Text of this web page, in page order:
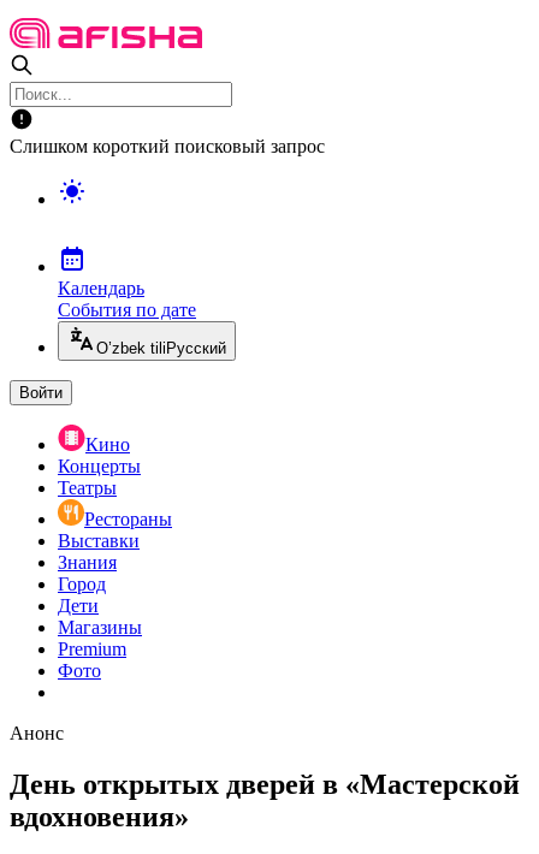
Слишком короткий поисковый запрос
Календарь
События по дате
O’zbek tili Русский
Войти
Кино
Концерты
Театры
Рестораны
Выставки
Знания
Город
Дети
Магазины
Premium
Фото
Анонс
День открытых дверей в «Мастерской
вдохновения»